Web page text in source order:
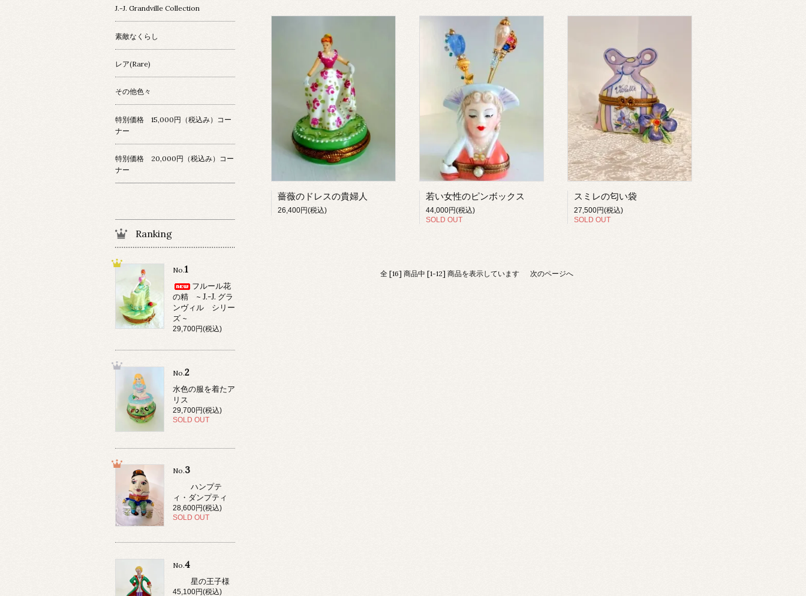
薔薇のドレスの貴婦人
26,400円(税込)
若い女性のピンボックス
44,000円(税込)
SOLD OUT
スミレの匂い袋
27,500円(税込)
SOLD OUT
全 [16] 商品中 [1-12] 商品を表示しています 次のページへ
J.-J. Grandville Collection
素敵なくらし
レア(Rare)
その他色々
特別価格 15,000円（税込み）コー
ナー
特別価格 20,000円（税込み）コー
ナー
Ranking
No.1
フルール花
の精 ~ J.-J. グラ
ンヴィル シリー
ズ ~
29,700円(税込)
No.2
水色の服を着たア
リス
29,700円(税込)
SOLD OUT
No.3
ハンプテ
ィ・ダンプティ
28,600円(税込)
SOLD OUT
No.4
星の王子様
45,100円(税込)